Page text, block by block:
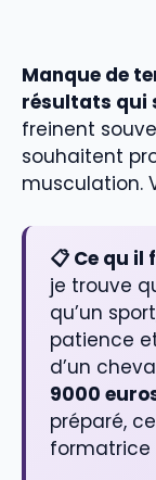
Manque de
résultats qui
freinent
souhaitent
musculation.
📋 Ce qu
je trouve
qu’un
patience
d’un
9000
préparé,
formatrice